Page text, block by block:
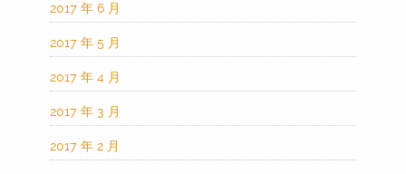
2017 年 6 月
2017 年 5 月
2017 年 4 月
2017 年 3 月
2017 年 2 月